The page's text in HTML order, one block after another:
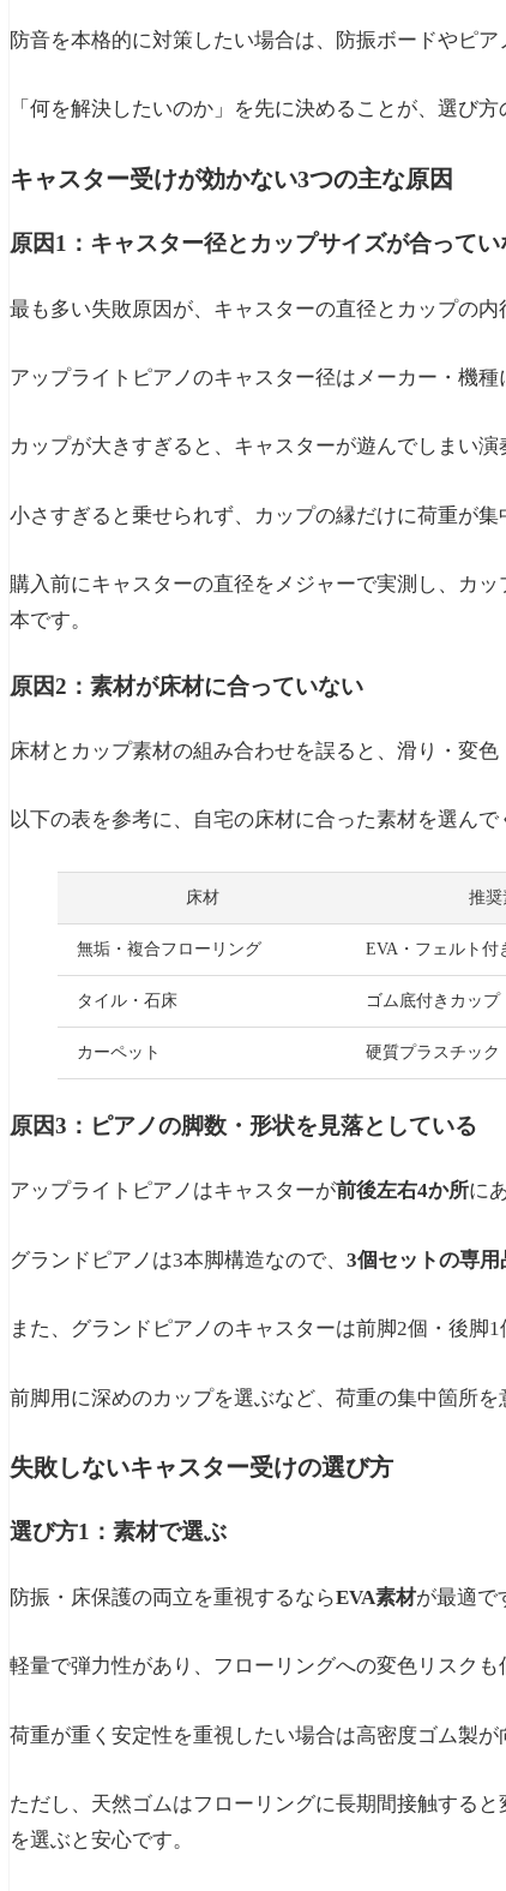
防音を本格的に対策したい場合は、防振ボードやピア
「何を解決したいのか」を先に決めることが、選び方
キャスター受けが効かない3つの主な原因
原因1：キャスター径とカップサイズが合ってい
最も多い失敗原因が、キャスターの直径とカップの内
アップライトピアノのキャスター径はメーカー・機種
カップが大きすぎると、キャスターが遊んでしまい演
小さすぎると乗せられず、カップの縁だけに荷重が集
購入前にキャスターの直径をメジャーで実測し、カ
本です。
原因2：素材が床材に合っていない
床材とカップ素材の組み合わせを誤ると、滑り・変色
以下の表を参考に、自宅の床材に合った素材を選んで
床材 推奨
無垢・複合フローリング EVA・フェルト付
タイル・石床 ゴム底付きカップ
カーペット 硬質プラスチック
原因3：ピアノの脚数・形状を見落としている
アップライトピアノはキャスターが前後左右4か所に
グランドピアノは3本脚構造なので、 3個セットの専用
また、グランドピアノのキャスターは前脚2個・後脚1
前脚用に深めのカップを選ぶなど、荷重の集中箇所を
失敗しないキャスター受けの選び方
選び方1：素材で選ぶ
防振・床保護の両立を重視するならEVA素材が最適で
軽量で弾力性があり、フローリングへの変色リスクも
荷重が重く安定性を重視したい場合は高密度ゴム製が
ただし、天然ゴムはフローリングに長期間接触する
を選ぶと安心です。